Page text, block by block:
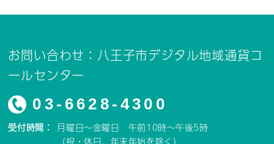
お問い合わせ：八王子市デジタル地域通貨コ
ールセンター
03-6628-4300
受付時間： 月曜日～金曜日 午前10時～午後5時
（祝・休日、年末年始を除く）